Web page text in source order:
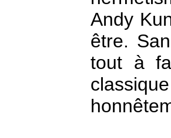
Andy
être.
tout à